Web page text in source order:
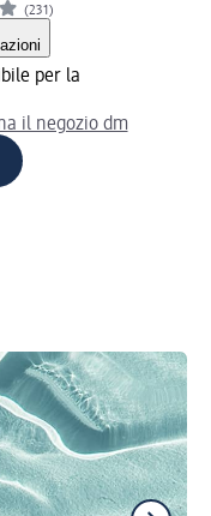
(231)
per la
il negozio dm